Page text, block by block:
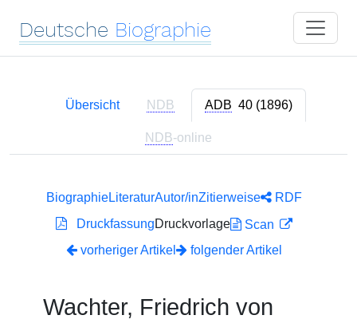
Deutsche Biographie
Übersicht NDB ADB 40 (1896)
NDB-online
BiographieLiteraturAutor/inZitierweise
RDF
DruckfassungDruckvorlage
Scan
vorheriger Artikel
folgender Artikel
Wachter, Friedrich von